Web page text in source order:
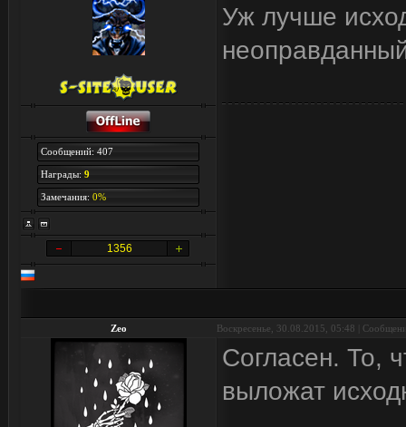
Сообщений: 407
Награды: 9
Замечания: 0%
1356
Уж лучше
Zeo Воскресенье, 30.08.2015, 05:48 |
Согласен. То,
выложат